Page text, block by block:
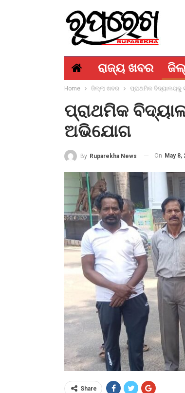
ରାଜ୍ୟ ଖବର
Home ଜିଲ୍ଲା ଖବର ପ୍ରାଥମିକ ବିଦ୍ୟାଳୟକୁ
ପ୍ରାଥମିକ
ଅଭିଯୋଗ
By Ruparekha News On May 8,
Share